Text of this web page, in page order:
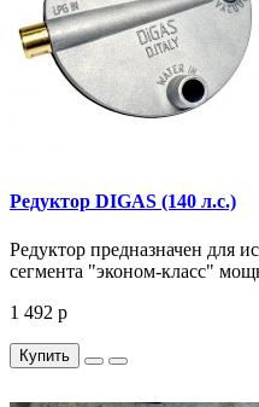
Редуктор DIGAS (140 л.с.)
Редуктор предназначен для
сегмента "эконом-класс"
1 492 р
Купить